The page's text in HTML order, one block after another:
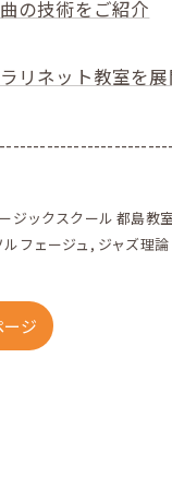
の技術をご紹介
リネット教室を
ジックスクール 都島教
ルフェージュ ジャズ理論
ジ